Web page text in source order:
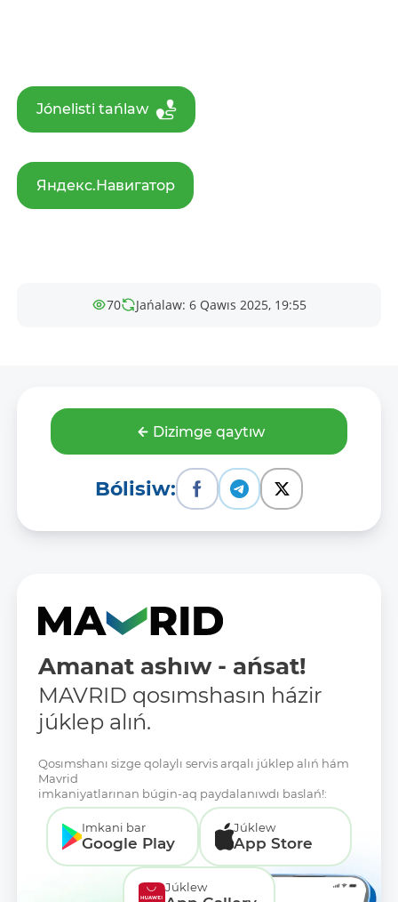
Jónelisti tańlaw
Яндекс.Навигатор
70 Jańalaw: 6 Qawıs 2025, 19:55
Dizimge qaytıw
Bólisiw:
Amanat ashıw - ańsat!
MAVRID qosımshasın házir
júklep alıń.
Qosımshanı sizge qolaylı servis arqalı júklep alıń hám
Mavrid
imkaniyatlarınan búgin-aq paydalanıwdı baslań!:
Imkani bar
Google Play
Júklew
App Store
Júklew